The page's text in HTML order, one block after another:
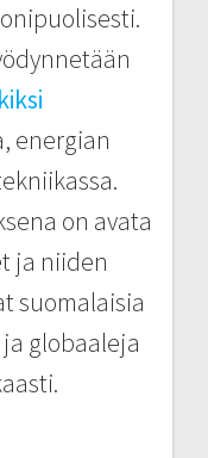
energian
on avata
ja niiden
suomalaisia
globaaleja